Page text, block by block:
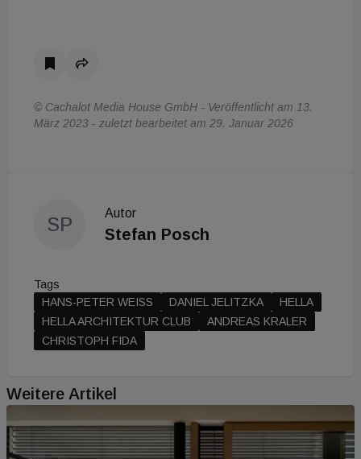
© Cachalot Media House GmbH - Veröffentlicht am 13.
März 2023 - zuletzt bearbeitet am 29. Januar 2026
SP
Autor
Stefan Posch
Tags
HANS-PETER WEISS
DANIEL JELITZKA
HELLA
HELLA ARCHITEKTUR CLUB
ANDREAS KRALER
CHRISTOPH FIDA
Weitere Artikel